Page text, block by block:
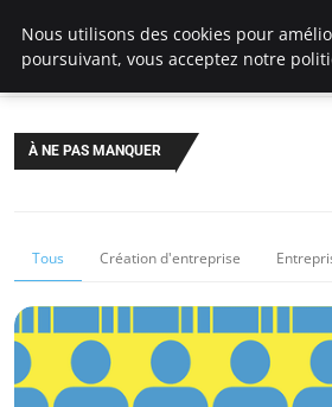
LECFCM
À NE PAS MANQUER
Tous Création d'entreprise
Nous utilisons des cookies pour
poursuivant, vous acceptez notre